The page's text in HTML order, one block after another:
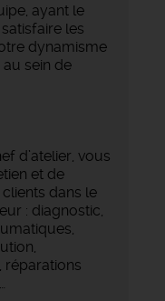
ayant le
les
dynamisme
sein de
d’atelier, vous
et de
dans le
: diagnostic,
réparations